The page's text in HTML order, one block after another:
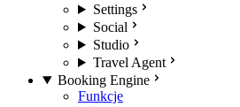
Settings
Social
Studio
Travel Agent
Booking Engine
Funkcje